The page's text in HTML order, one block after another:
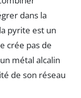
dans la
pyrite est un
crée pas de
métal alcalin
de son réseau